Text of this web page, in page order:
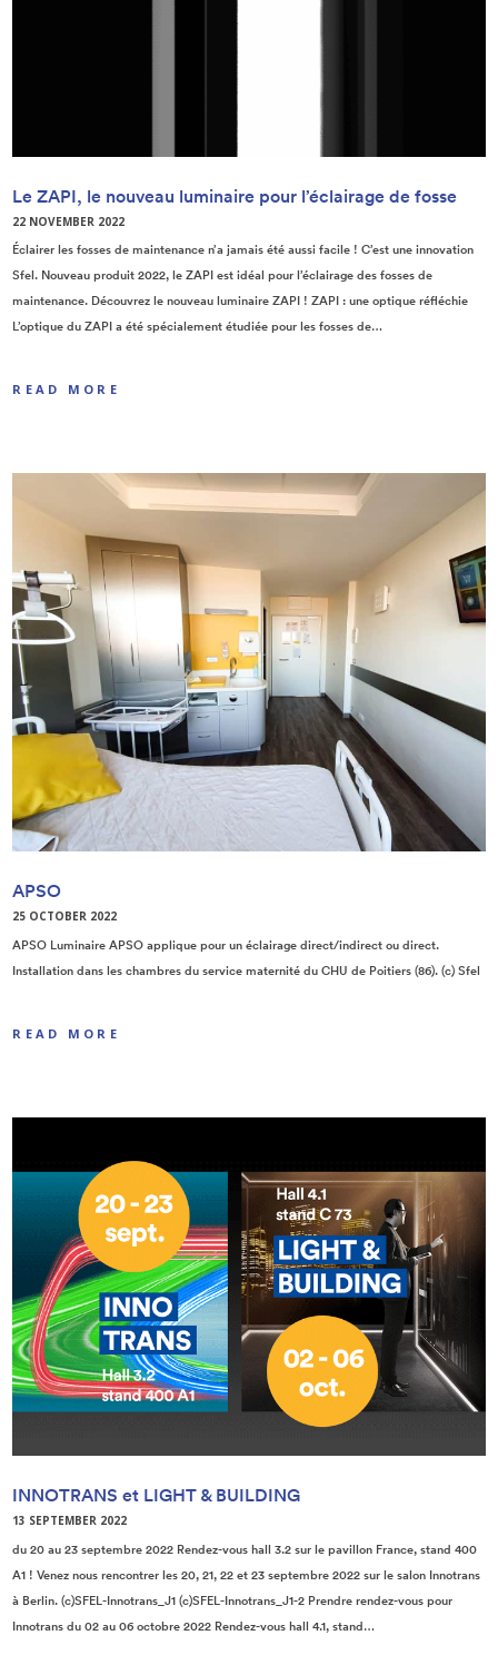
Le ZAPI, le nouveau luminaire pour l’éclairage de fosse
22 NOVEMBER 2022
Éclairer les fosses de maintenance n’a jamais été aussi facile ! C’est une innovation
Sfel. Nouveau produit 2022, le ZAPI est idéal pour l’éclairage des fosses de
maintenance. Découvrez le nouveau luminaire ZAPI ! ZAPI : une optique réfléchie
L’optique du ZAPI a été spécialement étudiée pour les fosses de…
READ MORE
APSO
25 OCTOBER 2022
APSO Luminaire APSO applique pour un éclairage direct/indirect ou direct.
Installation dans les chambres du service maternité du CHU de Poitiers (86). (c) Sfel
READ MORE
INNOTRANS et LIGHT & BUILDING
13 SEPTEMBER 2022
du 20 au 23 septembre 2022 Rendez-vous hall 3.2 sur le pavillon France, stand 400
A1 ! Venez nous rencontrer les 20, 21, 22 et 23 septembre 2022 sur le salon Innotrans
à Berlin. (c)SFEL-Innotrans_J1 (c)SFEL-Innotrans_J1-2 Prendre rendez-vous pour
Innotrans du 02 au 06 octobre 2022 Rendez-vous hall 4.1, stand…